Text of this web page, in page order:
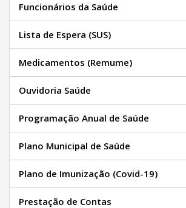
Funcionários da Saúde
Lista de Espera (SUS)
Medicamentos (Remume)
Ouvidoria Saúde
Programação Anual de Saúde
Plano Municipal de Saúde
Plano de Imunização (Covid-19)
Prestação de Contas